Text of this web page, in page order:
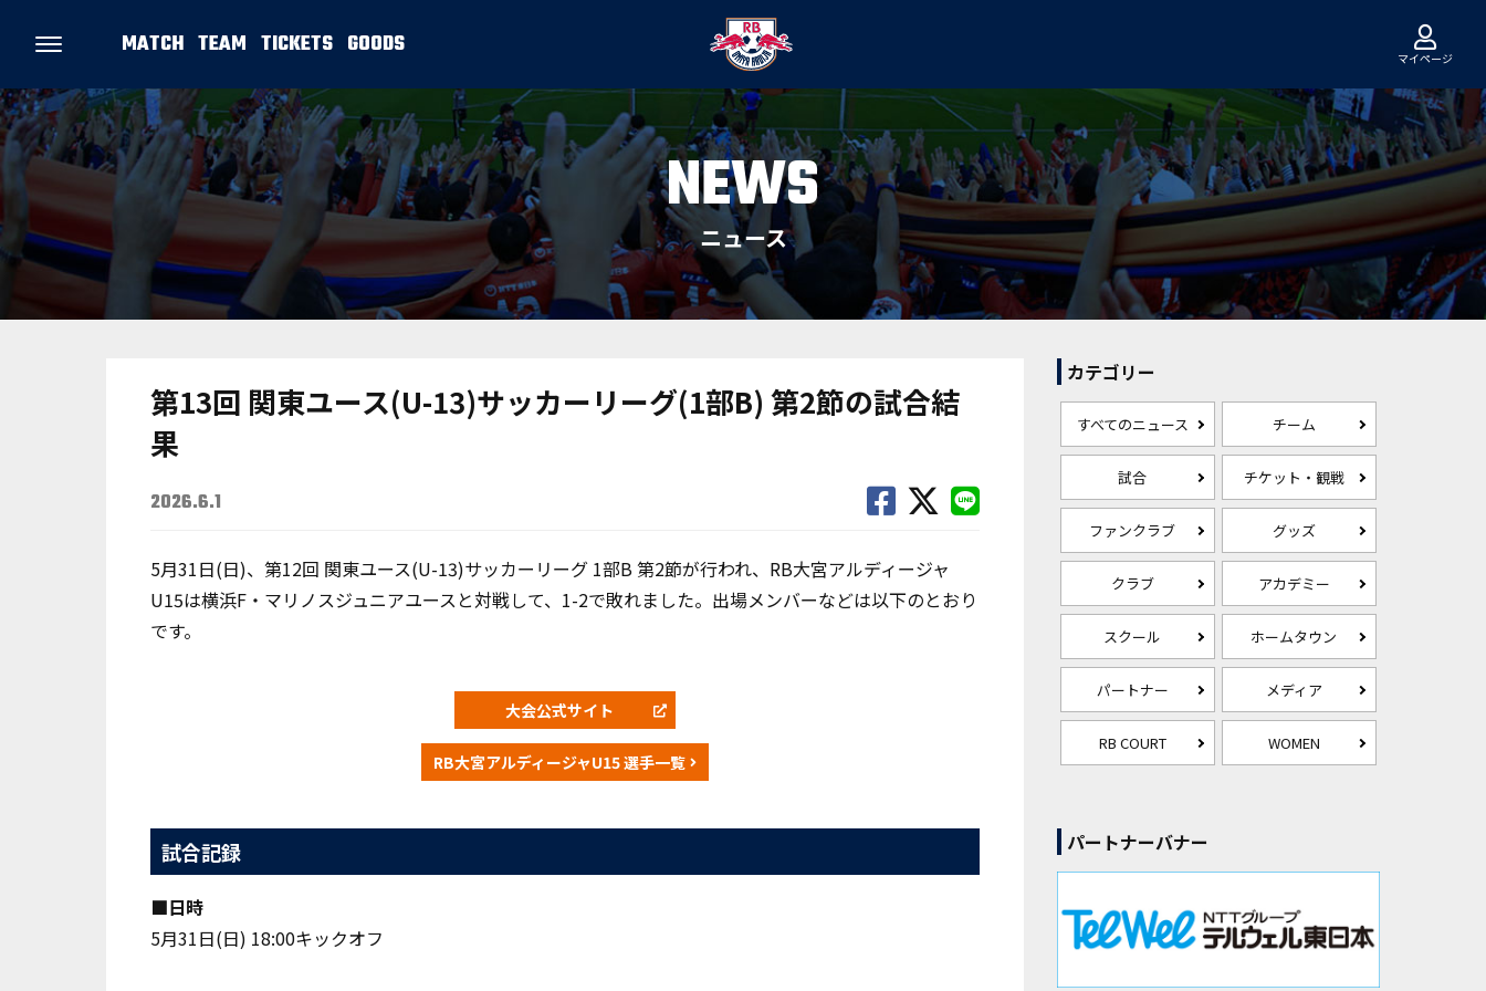
MATCH TEAM TICKETS GOODS マイページ
NEWS
ニュース
第13回 関東ユース(U-13)サッカーリーグ(1部B) 第2節の試合結
果
2026.6.1
5月31日(日)、第12回 関東ユース(U-13)サッカーリーグ 1部B 第2節が行われ、RB大宮アルディージャ
U15は横浜F・マリノスジュニアユースと対戦して、1-2で敗れました。 出場メンバーなどは以下のとおり
です。
大会公式サイト
RB大宮アルディージャU15 選手一覧
試合記録
■日時
5月31日(日) 18:00キックオフ
カテゴリー
すべてのニュース チーム
試合 チケット・観戦
ファンクラブ グッズ
クラブ アカデミー
スクール ホームタウン
パートナー メディア
RB COURT WOMEN
パートナーバナー